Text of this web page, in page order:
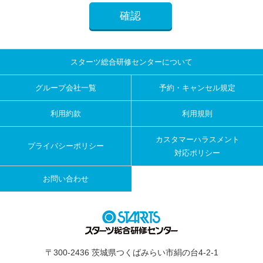
スターツ総合研修センターについて
グループ会社一覧 予約・キャンセル規定
利用約款 利用規則
プライバシーポリシー
カスタマーハラスメント
対応ポリシー
お問い合わせ
〒300-2436 茨城県つくばみらい市絹の台4-2-1